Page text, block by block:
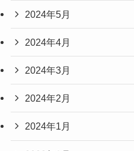
2024年5月
2024年4月
2024年3月
2024年2月
2024年1月